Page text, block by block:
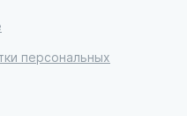
персональных